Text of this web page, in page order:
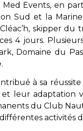
Events, en
Sud et la
skipper
4 jours.
Domaine du
à sa
leur adaptation
du Club
activités